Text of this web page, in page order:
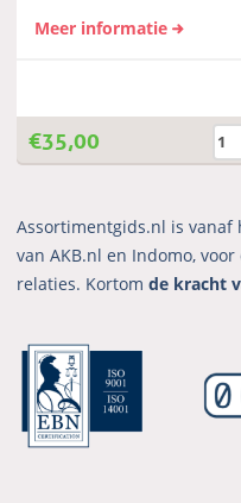
Meer informatie
€35,00
Assortimentgids.nl is vanaf
van AKB.nl en Indomo,
relaties. Kortomde kracht